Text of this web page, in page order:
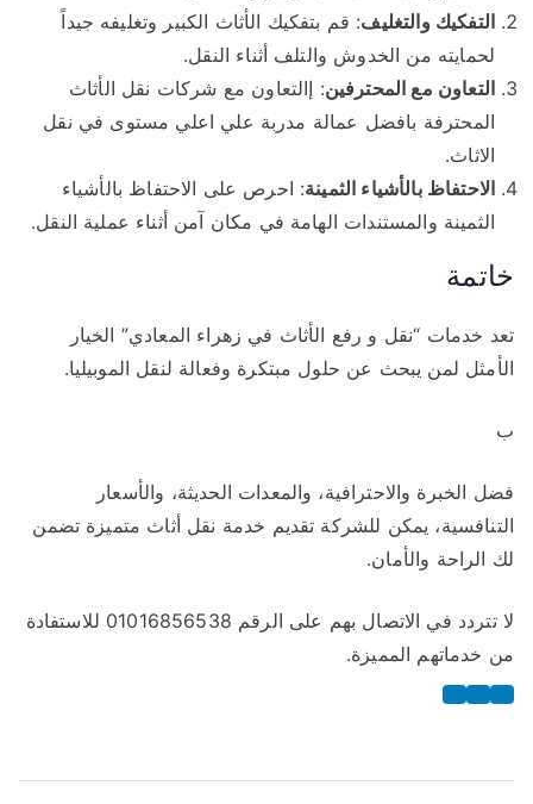
التفكيك والتغليف: قم بتفكيك الأثاث الكبير وتغليفه جيداً
لحمايته من الخدوش والتلف أثناء النقل.
التعاون مع المحترفين: إالتعاون مع شركات نقل الأثاث
المحترفة بافضل عمالة مدربة علي اعلي مستوى في نقل
الاثاث.
الاحتفاظ بالأشياء الثمينة: احرص على الاحتفاظ بالأشياء
الثمينة والمستندات الهامة في مكان آمن أثناء عملية النقل.
خاتمة
تعد خدمات “نقل و رفع الأثاث في زهراء المعادي” الخيار
الأمثل لمن يبحث عن حلول مبتكرة وفعالة لنقل الموبيليا.
ب
فضل الخبرة والاحترافية، والمعدات الحديثة، والأسعار
التنافسية، يمكن للشركة تقديم خدمة نقل أثاث متميزة تضمن
لك الراحة والأمان.
لا تتردد في الاتصال بهم على الرقم 01016856538 للاستفادة
من خدماتهم المميزة.